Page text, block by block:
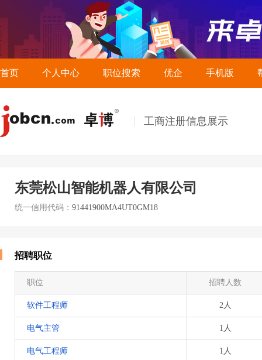
首页 个人中心 职位搜索 优企 手机版
工商注册信息展示
东莞松山智能机器人有限公司
统一信用代码： 91441900MA4UT0GM18
招聘职位
职位 招聘人数
软件工程师 2人
电气主管 1人
电气工程师 1人